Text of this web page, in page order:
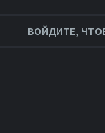
ВОЙДИТЕ,